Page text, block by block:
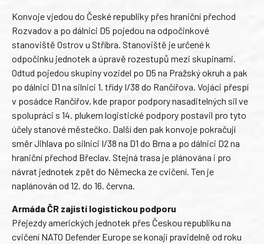
Konvoje vjedou do České republiky přes hraniční přechod
Rozvadov a po dálnici D5 pojedou na odpočinkové
stanoviště Ostrov u Stříbra. Stanoviště je určené k
odpočinku jednotek a úpravě rozestupů mezi skupinami.
Odtud pojedou skupiny vozidel po D5 na Pražský okruh a pak
po dálnici D1 na silnici 1. třídy I/38 do Rančířova. Vojáci přespí
v posádce Rančířov, kde prapor podpory nasaditelných sil ve
spolupráci s 14. plukem logistické podpory postavil pro tyto
účely stanové městečko. Další den pak konvoje pokračují
směr Jihlava po silnici I/38 na D1 do Brna a po dálnici D2 na
hraniční přechod Břeclav. Stejná trasa je plánována i pro
návrat jednotek zpět do Německa ze cvičení. Ten je
naplánován od 12. do 16. června.
Armáda ČR zajistí logistickou podporu
Přejezdy amerických jednotek přes Českou republiku na
cvičení NATO Defender Europe se konají pravidelně od roku